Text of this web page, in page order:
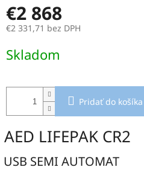
€2 868
€2 331,71 bez DPH
cena:
Skladom
Pridať do košíka
LIFEPAK CR2
SEMI AUTOMAT